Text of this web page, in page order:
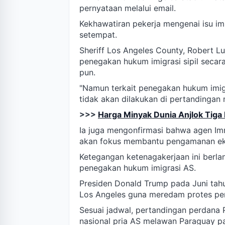
pernyataan melalui email.
Kekhawatiran pekerja mengenai isu
setempat.
Sheriff Los Angeles County, Robert
penegakan hukum imigrasi sipil
pun.
"Namun terkait penegakan hukum
tidak akan dilakukan di pertandingan
>>> Harga Minyak Dunia Anjlok
Ia juga mengonfirmasi bahwa agen
akan fokus membantu pengamanan
Ketegangan ketenagakerjaan ini
penegakan hukum imigrasi AS.
Presiden Donald Trump pada Juni
Los Angeles guna meredam protes
Sesuai jadwal, pertandingan
nasional pria AS melawan Paraguay